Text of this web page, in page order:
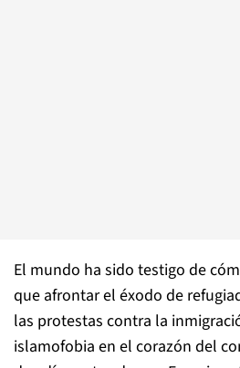
El mundo ha sido testigo de
que afrontar el éxodo de
las protestas contra la
islamofobia en el corazón del